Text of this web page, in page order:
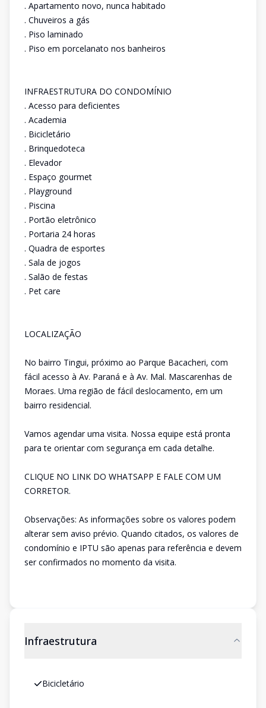
. Apartamento novo, nunca habitado
. Chuveiros a gás
. Piso laminado
. Piso em porcelanato nos banheiros
INFRAESTRUTURA DO CONDOMÍNIO
. Acesso para deficientes
. Academia
. Bicicletário
. Brinquedoteca
. Elevador
. Espaço gourmet
. Playground
. Piscina
. Portão eletrônico
. Portaria 24 horas
. Quadra de esportes
. Sala de jogos
. Salão de festas
. Pet care
LOCALIZAÇÃO
No bairro Tingui, próximo ao Parque Bacacheri, com
fácil acesso à Av. Paraná e à Av. Mal. Mascarenhas de
Moraes. Uma região de fácil deslocamento, em um
bairro residencial.
Vamos agendar uma visita. Nossa equipe está pronta
para te orientar com segurança em cada detalhe.
CLIQUE NO LINK DO WHATSAPP E FALE COM UM
CORRETOR.
Observações: As informações sobre os valores podem
alterar sem aviso prévio. Quando citados, os valores de
condomínio e IPTU são apenas para referência e devem
ser confirmados no momento da visita.
Infraestrutura
Bicicletário